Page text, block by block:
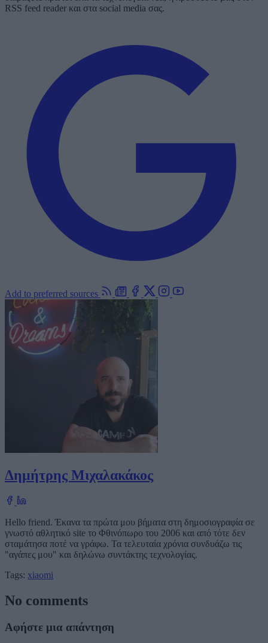
RSS feed reader και στα social media σας.
Add to preferred sources
Δημήτρης Μιχαλακάκος
Hello friend. Έκανα τα πρώτα μου βήματα στη δημοσιογραφία σε
γνωστό αθλητικό site το Φθινόπωρο του 2006 και από τότε δεν
σταμάτησα ποτέ να γράφω. Τα τελευταία χρόνια συνδυάζω τις
"αγάπες μου" και δηλώνω συντάκτης τεχνολογίας.
Tags: xiaomi
No comments
Αφήστε μια απάντηση